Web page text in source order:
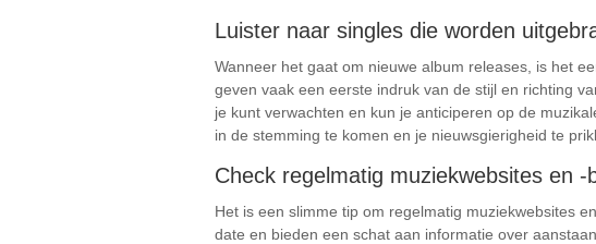
Luister naar singles die worden
Wanneer het gaat om nieuwe album releases, is het
geven vaak een eerste indruk van de stijl en richting
je kunt verwachten en kun je anticiperen op de
in de stemming te komen en je nieuwsgierigheid te
Check regelmatig muziekwebsites en
Het is een slimme tip om regelmatig muziekwebsites
date en bieden een schat aan informatie over